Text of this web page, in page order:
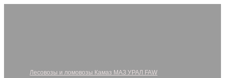
Лесовозы и ломовозы Камаз МАЗ УРАЛ FAW